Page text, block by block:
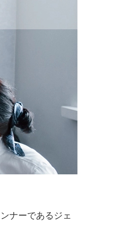
ナーであるジェ